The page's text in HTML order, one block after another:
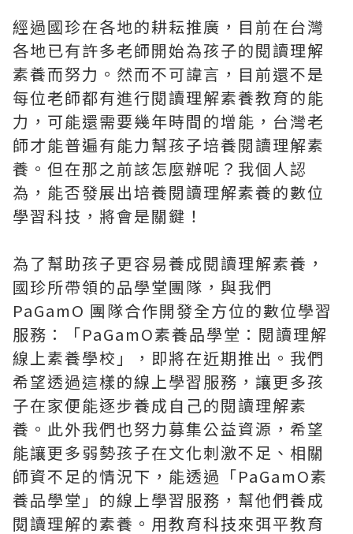
經過國珍在各地的耕耘推廣，目前在台灣
各地已有許多老師開始為孩子的閱讀理解
素養而努力。然而不可諱言，目前還不是
每位老師都有進行閱讀理解素養教育的能
力，可能還需要幾年時間的增能，台灣老
師才能普遍有能力幫孩子培養閱讀理解素
養。但在那之前該怎麼辦呢？我個人認
為，能否發展出培養閱讀理解素養的數位
學習科技，將會是關鍵！
為了幫助孩子更容易養成閱讀理解素養，
國珍所帶領的品學堂團隊，與我們
PaGamO 團隊合作開發全方位的數位學習
服務：「PaGamO素養品學堂：閱讀理解
線上素養學校」，即將在近期推出。我們
希望透過這樣的線上學習服務，讓更多孩
子在家便能逐步養成自己的閱讀理解素
養。此外我們也努力募集公益資源，希望
能讓更多弱勢孩子在文化刺激不足、相關
師資不足的情況下，能透過「PaGamO素
養品學堂」的線上學習服務，幫他們養成
閱讀理解的素養。用教育科技來弭平教育